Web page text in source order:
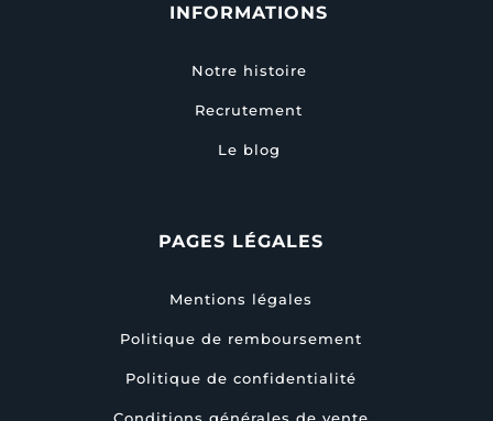
INFORMATIONS
Notre histoire
Recrutement
Le blog
PAGES LÉGALES
Mentions légales
Politique de remboursement
Politique de confidentialité
Conditions générales de vente